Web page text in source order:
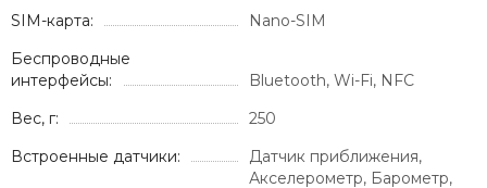
SIM-карта:
Nano-SIM
Беспроводные
интерфейсы:
Bluetooth, Wi-Fi, NFC
Вес, г:
250
Встроенные датчики:
Датчик приближения,
Акселерометр, Барометр,